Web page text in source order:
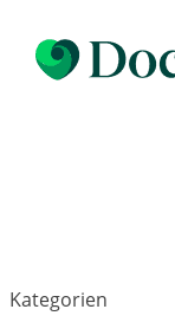
Kategorien